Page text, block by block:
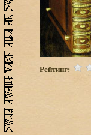
Рейтинг: